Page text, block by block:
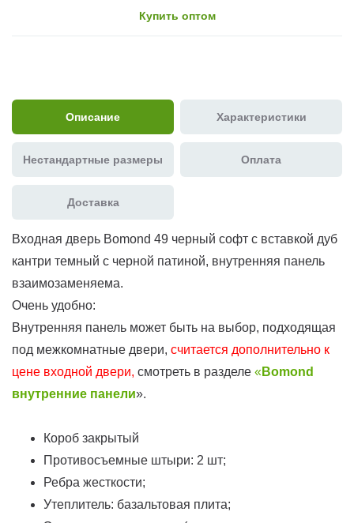
Купить оптом
Описание Характеристики
Нестандартные размеры Оплата
Доставка
Входная дверь Bomond 49 черный софт с вставкой дуб
кантри темный с черной патиной, внутренняя панель
взаимозаменяема.
Очень удобно:
Внутренняя панель может быть на выбор, подходящая
под межкомнатные двери, считается дополнительно к
цене входной двери, смотреть в разделе «Bomond
внутренние панели».
Короб закрытый
Противосъемные штыри: 2 шт;
Ребра жесткости;
Утеплитель: базальтовая плита;